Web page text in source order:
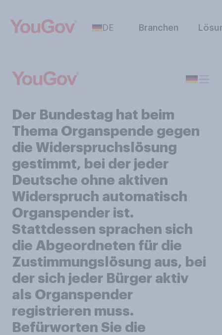
DE Branchen
Der Bundestag hat beim
Thema Organspende gegen
die Widerspruchslösung
gestimmt, bei der jeder
Deutsche ohne aktiven
Widerspruch automatisch
Organspender ist.
Stattdessen sprachen sich
die Abgeordneten für die
Zustimmungslösung aus, bei
der sich jeder Bürger aktiv
als Organspender
registrieren muss.
Befürworten Sie die